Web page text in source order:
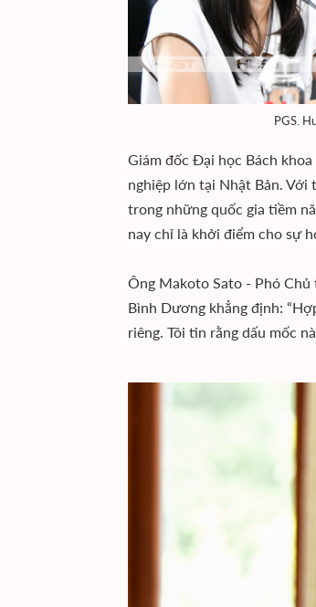
PGS.
Giám đốc Đại học Bách
nghiệp lớn tại Nhật Bản. Với
trong những quốc gia tiềm
nay chỉ là khởi điểm cho sự
Ông Makoto Sato - Phó
Bình Dương khẳng định:
riêng. Tôi tin rằng dấu mốc